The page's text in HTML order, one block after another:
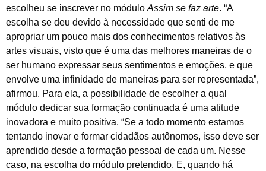
escolheu se inscrever no módulo Assim se faz arte. “A
escolha se deu devido à necessidade que senti de me
apropriar um pouco mais dos conhecimentos relativos às
artes visuais, visto que é uma das melhores maneiras de o
ser humano expressar seus sentimentos e emoções, e que
envolve uma infinidade de maneiras para ser representada”,
afirmou. Para ela, a possibilidade de escolher a qual
módulo dedicar sua formação continuada é uma atitude
inovadora e muito positiva. “Se a todo momento estamos
tentando inovar e formar cidadãos autônomos, isso deve ser
aprendido desde a formação pessoal de cada um. Nesse
caso, na escolha do módulo pretendido. E, quando há